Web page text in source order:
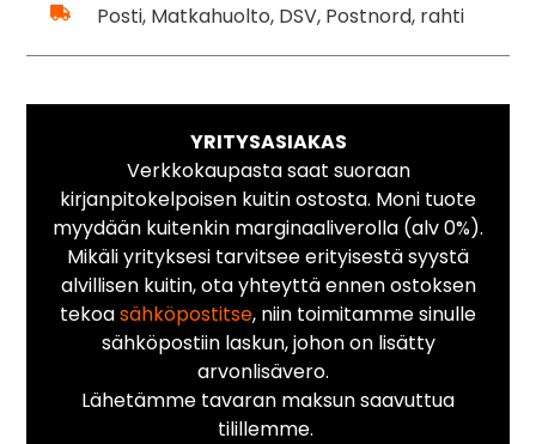
Posti, Matkahuolto, DSV, Postnord, rahti
YRITYSASIAKAS
Verkkokaupasta saat suoraan
kirjanpitokelpoisen kuitin ostosta. Moni tuote
myydään kuitenkin marginaaliverolla (alv 0%).
Mikäli yrityksesi tarvitsee erityisestä syystä
alvillisen kuitin, ota yhteyttä ennen ostoksen
tekoasähköpostitse, niin toimitamme sinulle
sähköpostiin laskun, johon on lisätty
arvonlisävero.
Lähetämme tavaran maksun saavuttua
tilillemme.